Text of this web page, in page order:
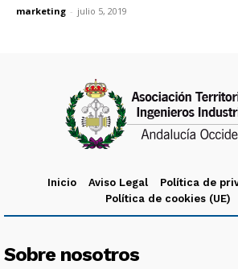
marketing - julio 5, 2019
Inicio Aviso Legal
Política de
Política de cookies (UE)
Sobre nosotros